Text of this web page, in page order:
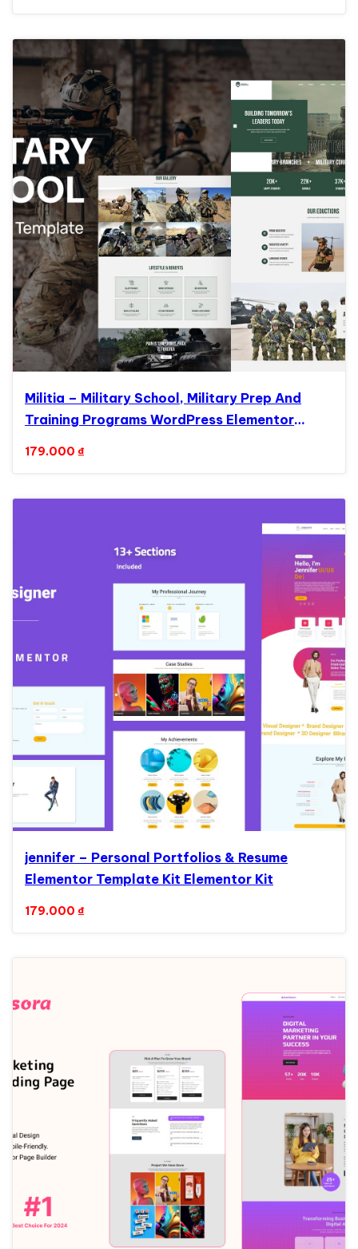
Militia – Military School, Military Prep And
Training Programs WordPress Elementor
179.000 ₫
jennifer – Personal Portfolios & Resume
Elementor Template Kit Elementor Kit
179.000 ₫